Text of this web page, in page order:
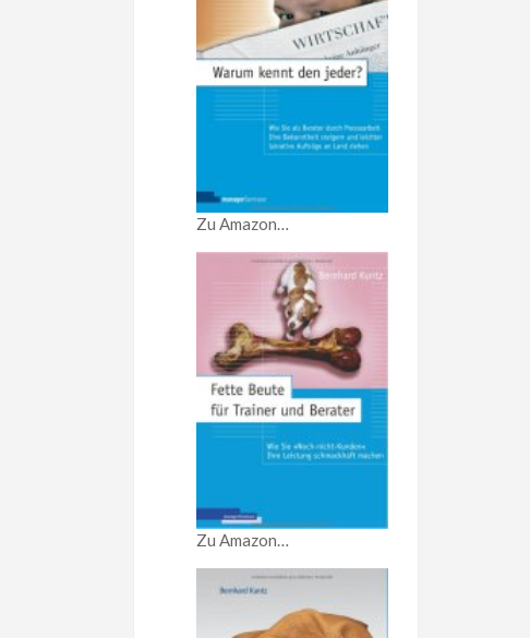
Zu Amazon…
Zu Amazon…